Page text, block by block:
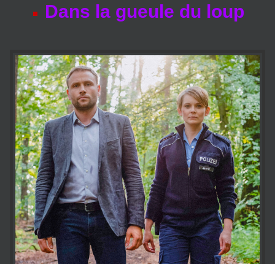
Dans la gueule du loup